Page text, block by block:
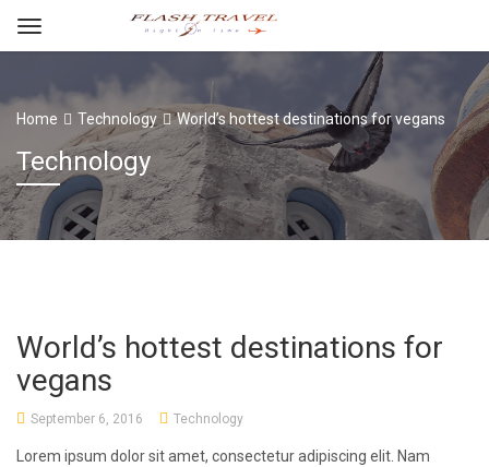
Home Technology World’s hottest destinations for vegans
Technology
World’s hottest destinations for
vegans
September 6, 2016 Technology
Lorem ipsum dolor sit amet, consectetur adipiscing elit. Nam